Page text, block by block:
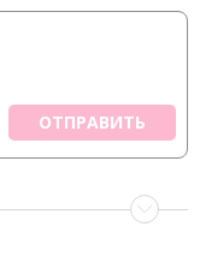
ОТПРАВИТЬ